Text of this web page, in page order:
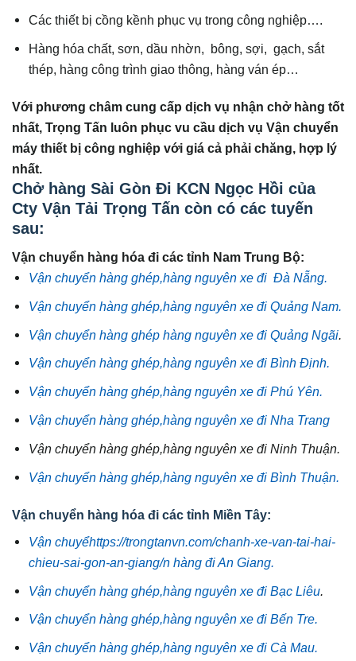
Các thiết bị cồng kềnh phục vụ trong công nghiệp….
Hàng hóa chất, sơn, dầu nhờn, bông, sợi, gạch, sắt
thép, hàng công trình giao thông, hàng ván ép…
Với phương châm cung cấp dịch vụ nhận chở hàng tốt
nhất, Trọng Tấn luôn phục vu cầu dịch vụ Vận chuyển
máy thiết bị công nghiệp với giá cả phải chăng, hợp lý
nhất.
Chở hàng Sài Gòn Đi KCN Ngọc Hồi của
Cty Vận Tải Trọng Tấn còn có các tuyến
sau:
Vận chuyển hàng hóa đi các tỉnh Nam Trung Bộ:
Vận chuyển hàng ghép,hàng nguyên xe đi Đà Nẵng.
Vận chuyển hàng ghép,hàng nguyên xe đi Quảng Nam.
Vận chuyển hàng ghép hàng nguyên xe đi Quảng Ngãi.
Vận chuyển hàng ghép,hàng nguyên xe đi Bình Định.
Vận chuyển hàng ghép,hàng nguyên xe đi Phú Yên.
Vận chuyển hàng ghép,hàng nguyên xe đi Nha Trang
Vận chuyển hàng ghép,hàng nguyên xe đi Ninh Thuận.
Vận chuyển hàng ghép,hàng nguyên xe đi Bình Thuận.
Vận chuyển hàng hóa đi các tỉnh Miền Tây:
Vận chuyểhttps://trongtanvn.com/chanh-xe-van-tai-hai-
chieu-sai-gon-an-giang/n hàng đi An Giang.
Vận chuyển hàng ghép,hàng nguyên xe đi Bạc Liêu.
Vận chuyển hàng ghép,hàng nguyên xe đi Bến Tre.
Vận chuyển hàng ghép,hàng nguyên xe đi Cà Mau.